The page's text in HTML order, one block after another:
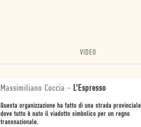
VIDEO
Massimiliano Coccia - L'Espresso
Questa organizzazione ha fatto di una strada provinciale
dove tutto è nato il viadotto simbolico per un regno
transnazionale.